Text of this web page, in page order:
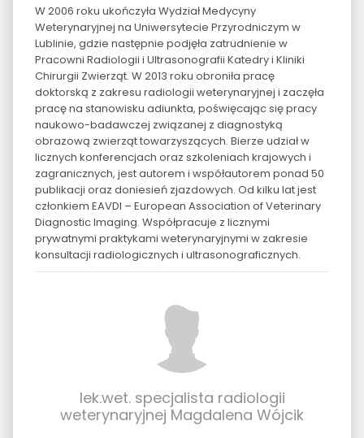
W 2006 roku ukończyła Wydział Medycyny
Weterynaryjnej na Uniwersytecie Przyrodniczym w
Lublinie, gdzie następnie podjęła zatrudnienie w
Pracowni Radiologii i Ultrasonografii Katedry i Kliniki
Chirurgii Zwierząt. W 2013 roku obroniła pracę
doktorską z zakresu radiologii weterynaryjnej i zaczęła
pracę na stanowisku adiunkta, poświęcając się pracy
naukowo-badawczej związanej z diagnostyką
obrazową zwierząt towarzyszących. Bierze udział w
licznych konferencjach oraz szkoleniach krajowych i
zagranicznych, jest autorem i współautorem ponad 50
publikacji oraz doniesień zjazdowych. Od kilku lat jest
członkiem EAVDI – European Association of Veterinary
Diagnostic Imaging. Współpracuje z licznymi
prywatnymi praktykami weterynaryjnymi w zakresie
konsultacji radiologicznych i ultrasonograficznych.
lek.wet. specjalista radiologii
weterynaryjnej Magdalena Wójcik